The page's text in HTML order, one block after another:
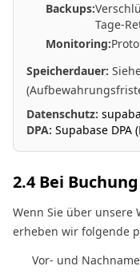
Backups:
Tage-
Monitoring:
Speicherdauer:
Datenschutz:
DPA: Supabase DPA
2.4 Bei
Wenn Sie über unsere
erheben wir folgende
Vor- und Nachname